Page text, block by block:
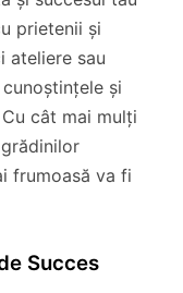
prietenii și
ateliere sau
și
cât mai mulți
frumoasă va fi
Succes